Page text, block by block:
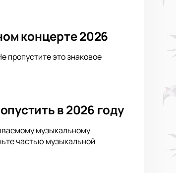
концерте 2026
пропустите это знаковое
в 2026 году
музыкальному
частью музыкальной